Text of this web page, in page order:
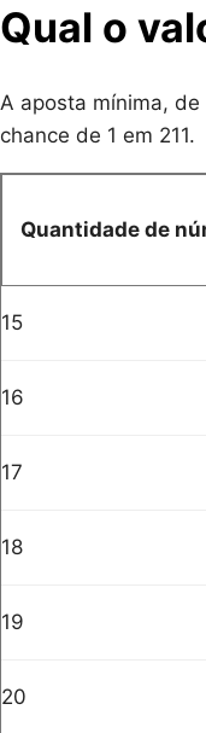
Qual o
A aposta mínima,
chance de 1 em 211.
Quantidade de
15
16
17
18
19
20